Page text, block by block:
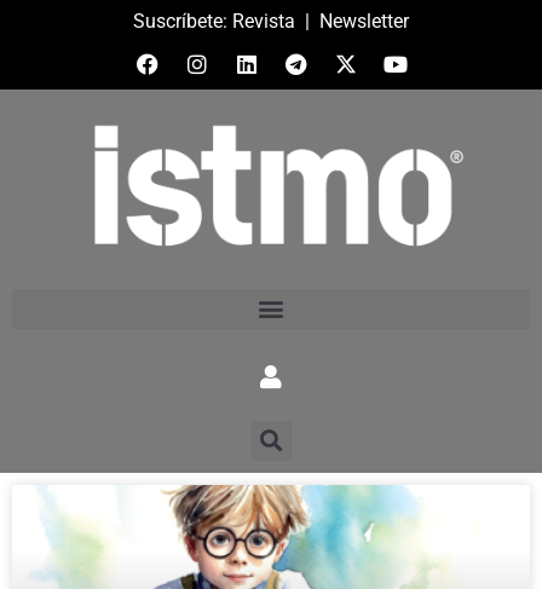
Suscríbete: Revista | Newsletter